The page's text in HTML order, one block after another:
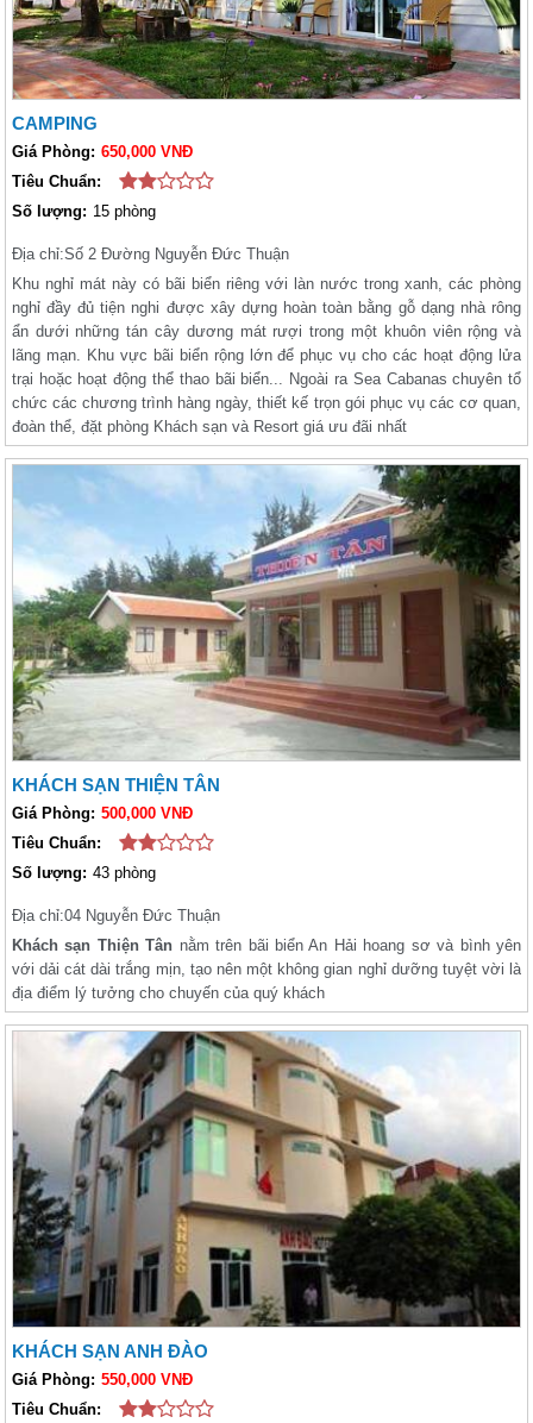
CAMPING
Giá Phòng: 650,000 VNĐ
Tiêu Chuẩn:
Số lượng: 15 phòng
Địa chỉ:Số 2 Đường Nguyễn Đức Thuận
Khu nghỉ mát này có bãi biển riêng với làn nước trong xanh, các phòng
nghỉ đầy đủ tiện nghi được xây dựng hoàn toàn bằng gỗ dạng nhà rông
ẩn dưới những tán cây dương mát rượi trong một khuôn viên rộng và
lãng mạn. Khu vực bãi biển rộng lớn để phục vụ cho các hoạt động lửa
trại hoặc hoạt động thể thao bãi biển... Ngoài ra Sea Cabanas chuyên tổ
chức các chương trình hàng ngày, thiết kế trọn gói phục vụ các cơ quan,
đoàn thể, đặt phòng Khách sạn và Resort giá ưu đãi nhất
KHÁCH SẠN THIỆN TÂN
Giá Phòng: 500,000 VNĐ
Tiêu Chuẩn:
Số lượng: 43 phòng
Địa chỉ:04 Nguyễn Đức Thuận
Khách sạn Thiện Tân nằm trên bãi biển An Hải hoang sơ và bình yên
với dải cát dài trắng mịn, tạo nên một không gian nghỉ dưỡng tuyệt vời là
địa điểm lý tưởng cho chuyến của quý khách
KHÁCH SẠN ANH ĐÀO
Giá Phòng: 550,000 VNĐ
Tiêu Chuẩn: